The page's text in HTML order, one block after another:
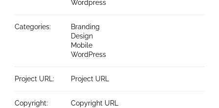
Wordpress
Categories:
Branding
Design
Mobile
WordPress
Project URL: Project URL
Copyright: Copyright URL